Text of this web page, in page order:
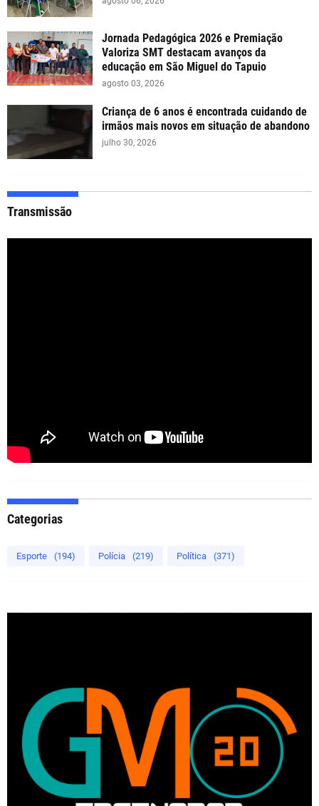
Jornada Pedagógica 2026 e Premiação
Valoriza SMT destacam avanços da
educação em São Miguel do Tapuio
agosto 03, 2026
Criança de 6 anos é encontrada cuidando de
irmãos mais novos em situação de abandono
julho 30, 2026
Transmissão
Categorias
Esporte (194) Polícia (219) Política (371)